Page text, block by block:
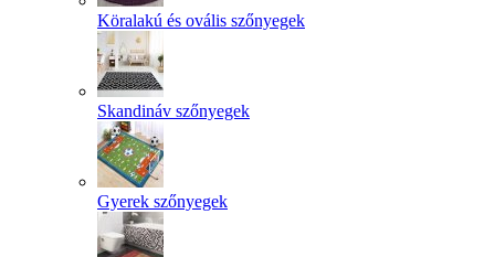
Köralakú és ovális szőnyegek
Skandináv szőnyegek
Gyerek szőnyegek